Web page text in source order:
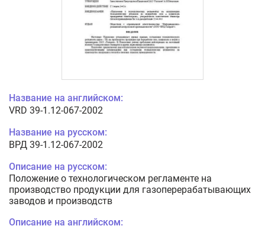
Название на английском:
VRD 39-1.12-067-2002
Название на русском:
ВРД 39-1.12-067-2002
Описание на русском:
Положение о технологическом регламенте на
производство продукции для газоперерабатывающих
заводов и производств
Описание на английском: